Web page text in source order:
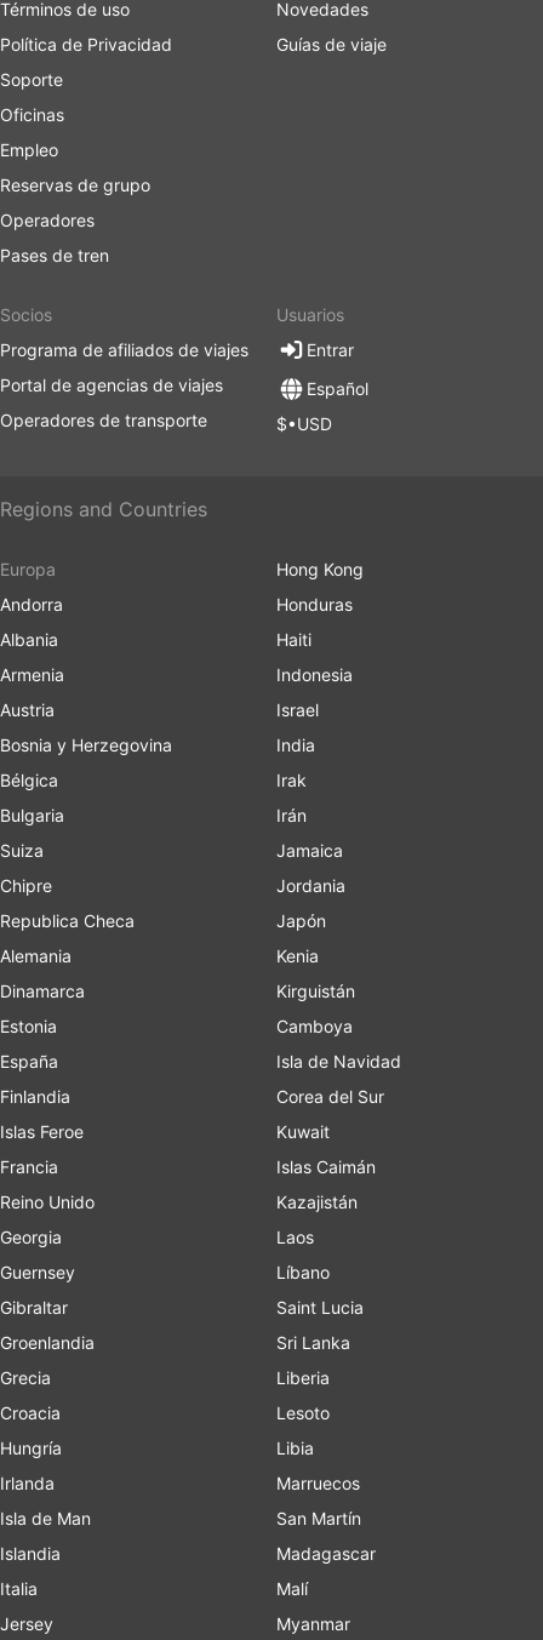
Términos de uso
Política de Privacidad
Soporte
Oficinas
Empleo
Reservas de grupo
Operadores
Pases de tren
Novedades
Guías de viaje
Socios
Programa de afiliados de viajes
Portal de agencias de viajes
Operadores de transporte
Usuarios
Entrar
Español
$•USD
Regions and Countries
Europa
Andorra
Albania
Armenia
Austria
Bosnia y Herzegovina
Bélgica
Bulgaria
Suiza
Chipre
Republica Checa
Alemania
Dinamarca
Estonia
España
Finlandia
Islas Feroe
Francia
Reino Unido
Georgia
Guernsey
Gibraltar
Groenlandia
Grecia
Croacia
Hungría
Irlanda
Isla de Man
Islandia
Italia
Jersey
Hong Kong
Honduras
Haiti
Indonesia
Israel
India
Irak
Irán
Jamaica
Jordania
Japón
Kenia
Kirguistán
Camboya
Isla de Navidad
Corea del Sur
Kuwait
Islas Caimán
Kazajistán
Laos
Líbano
Saint Lucia
Sri Lanka
Liberia
Lesoto
Libia
Marruecos
San Martín
Madagascar
Malí
Myanmar